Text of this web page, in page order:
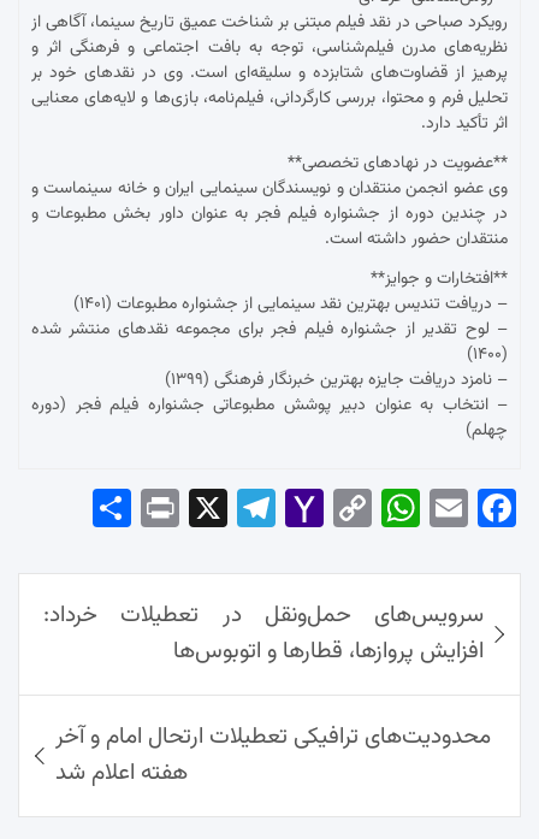
رویکرد صباحی در نقد فیلم مبتنی بر شناخت عمیق تاریخ سینما، آگاهی از
نظریه‌های مدرن فیلم‌شناسی، توجه به بافت اجتماعی و فرهنگی اثر و
پرهیز از قضاوت‌های شتابزده و سلیقه‌ای است. وی در نقدهای خود بر
تحلیل فرم و محتوا، بررسی کارگردانی، فیلم‌نامه، بازی‌ها و لایه‌های معنایی
اثر تأکید دارد.
**عضویت در نهادهای تخصصی**
وی عضو انجمن منتقدان و نویسندگان سینمایی ایران و خانه سینماست و
در چندین دوره از جشنواره فیلم فجر به عنوان داور بخش مطبوعات و
منتقدان حضور داشته است.
**افتخارات و جوایز**
– دریافت تندیس بهترین نقد سینمایی از جشنواره مطبوعات (۱۴۰۱)
– لوح تقدیر از جشنواره فیلم فجر برای مجموعه نقدهای منتشر شده
(۱۴۰۰)
– نامزد دریافت جایزه بهترین خبرنگار فرهنگی (۱۳۹۹)
– انتخاب به عنوان دبیر پوشش مطبوعاتی جشنواره فیلم فجر (دوره
چهلم)
Fac
ok
Em
Wh
Ap
p
Co
Lin
k
Yah
Mai
l
Tel
am
Pri
راهبری
نوشته‌ها
سرویس‌های حمل‌ونقل در تعطیلات خرداد:
افزایش پروازها، قطارها و اتوبوس‌ها
محدودیت‌های ترافیکی تعطیلات ارتحال امام و آخر
هفته اعلام شد